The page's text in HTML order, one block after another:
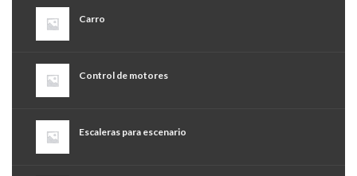
Carro
Control de motores
Escaleras para escenario